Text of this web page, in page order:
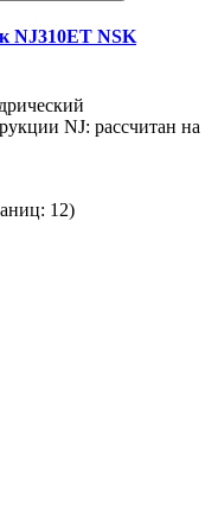
NJ310ET NSK
NJ: рассчитан на
12)